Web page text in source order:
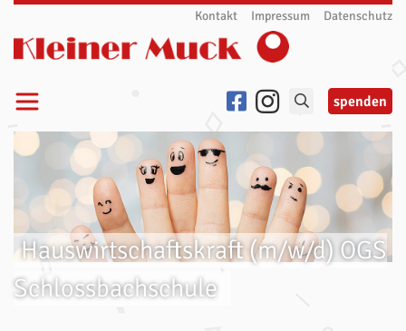
Zum Inhalt springen Kontakt Impressum Datenschutz
spenden
Hauswirtschaftskraft (m/w/d) OGS
Schlossbachschule